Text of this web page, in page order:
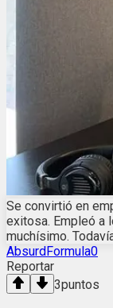
Se convirtió en
exitosa. Empleó a
muchísimo.
AbsurdFormula0
Reportar
3puntos